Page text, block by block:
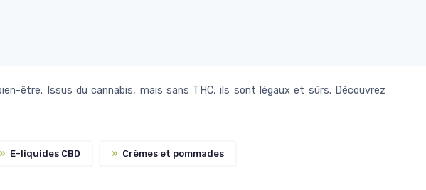
être. Issus du cannabis, mais sans THC, ils sont légaux et sûrs. Découvrez
» E-liquides CBD » Crèmes et pommades